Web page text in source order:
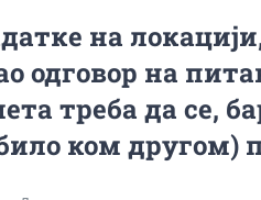
на
одговор на
треба да се,
ком другом)